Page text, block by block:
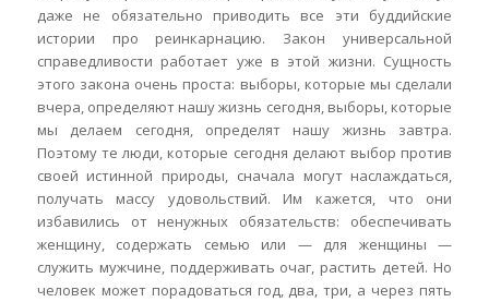
даже не обязательно приводить все эти буддийские
истории про реинкарнацию. Закон универсальной
справедливости работает уже в этой жизни. Сущность
этого закона очень проста: выборы, которые мы сделали
вчера, определяют нашу жизнь сегодня, выборы, которые
мы делаем сегодня, определят нашу жизнь завтра.
Поэтому те люди, которые сегодня делают выбор против
своей истинной природы, сначала могут наслаждаться,
получать массу удовольствий. Им кажется, что они
избавились от ненужных обязательств: обеспечивать
женщину, содержать семью или — для женщины —
служить мужчине, поддерживать очаг, растить детей. Но
человек может порадоваться год, два, три, а через пять